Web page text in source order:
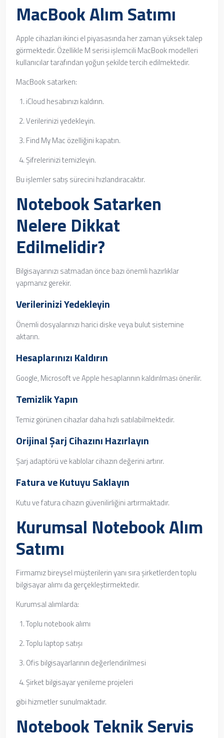
MacBook Alım Satımı
Apple cihazları ikinci el piyasasında her zaman yüksek talep
görmektedir. Özellikle M serisi işlemcili MacBook modelleri
kullanıcılar tarafından yoğun şekilde tercih edilmektedir.
MacBook satarken:
iCloud hesabınızı kaldırın.
Verilerinizi yedekleyin.
Find My Mac özelliğini kapatın.
Şifrelerinizi temizleyin.
Bu işlemler satış sürecini hızlandıracaktır.
Notebook Satarken
Nelere Dikkat
Edilmelidir?
Bilgisayarınızı satmadan önce bazı önemli hazırlıklar
yapmanız gerekir.
Verilerinizi Yedekleyin
Önemli dosyalarınızı harici diske veya bulut sistemine
aktarın.
Hesaplarınızı Kaldırın
Google, Microsoft ve Apple hesaplarının kaldırılması önerilir.
Temizlik Yapın
Temiz görünen cihazlar daha hızlı satılabilmektedir.
Orijinal Şarj Cihazını Hazırlayın
Şarj adaptörü ve kablolar cihazın değerini artırır.
Fatura ve Kutuyu Saklayın
Kutu ve fatura cihazın güvenilirliğini artırmaktadır.
Kurumsal Notebook Alım
Satımı
Firmamız bireysel müşterilerin yanı sıra şirketlerden toplu
bilgisayar alımı da gerçekleştirmektedir.
Kurumsal alımlarda:
Toplu notebook alımı
Toplu laptop satışı
Ofis bilgisayarlarının değerlendirilmesi
Şirket bilgisayar yenileme projeleri
gibi hizmetler sunulmaktadır.
Notebook Teknik Servis